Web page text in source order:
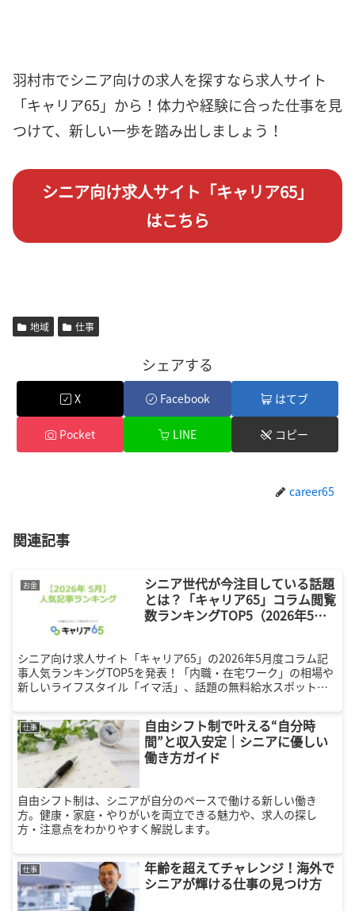
羽村市でシニア向けの求人を探すなら求人サイト
「キャリア65」から！体力や経験に合った仕事を見
つけて、新しい一歩を踏み出しましょう！
シニア向け求人サイト「キャリア65」
はこちら
地域 仕事
シェアする
X Facebook はてブ
Pocket LINE コピー
career65
関連記事
お金
シニア世代が今注目している話題
とは？「キャリア65」コラム閲覧
数ランキングTOP5（2026年5
シニア向け求人サイト「キャリア65」の2026年5月度コラム記
事人気ランキングTOP5を発表！「内職・在宅ワーク」の相場や
新しいライフスタイル「イマ活」、話題の無料給水スポットな
役立つ話題をまとめました。これからの働き方や日々の生活を
豊かにするヒントが満載です。
仕事
自由シフト制で叶える“自分時
間”と収入安定｜シニアに優しい
働き方ガイド
自由シフト制は、シニアが自分のペースで働ける新しい働き
方。健康・家庭・やりがいを両立できる魅力や、求人の探し
方・注意点をわかりやすく解説します。
仕事
年齢を超えてチャレンジ！海外で
シニアが輝ける仕事の見つけ方